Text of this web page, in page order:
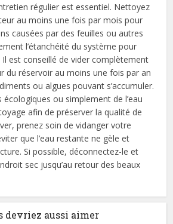
régulier est essentiel. Nettoyez
au moins une fois par mois pour
causées par des feuilles ou autres
l’étanchéité du système pour
est conseillé de vider complètement
du réservoir au moins une fois par an
ou algues pouvant s’accumuler.
ou simplement de l’eau
afin de préserver la qualité de
prenez soin de vidanger votre
que l’eau restante ne gèle et
Si possible, déconnectez-le et
sec jusqu’au retour des beaux
devriez aussi aimer